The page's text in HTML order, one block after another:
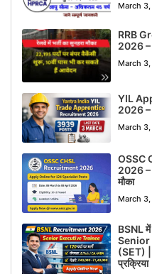
March
RRB
2026 –
March
YIL
2026 –
March
OSSC
2026 –
मौका
March
BSNL में
Senior
(SET) |
प्रक्रिया